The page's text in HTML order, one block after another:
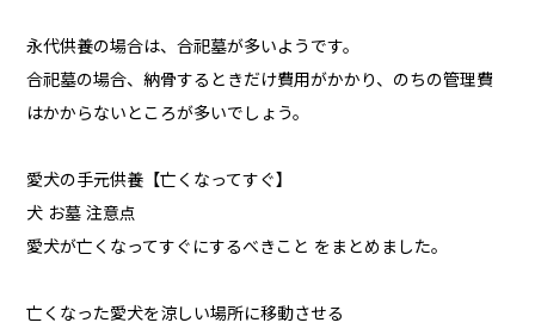
永代供養の場合は、合祀墓が多いようです。
合祀墓の場合、納骨するときだけ費用がかかり、のちの管理費
はかからないところが多いでしょう。
愛犬の手元供養【亡くなってすぐ】
犬 お墓 注意点
愛犬が亡くなってすぐにするべきこと をまとめました。
亡くなった愛犬を涼しい場所に移動させる